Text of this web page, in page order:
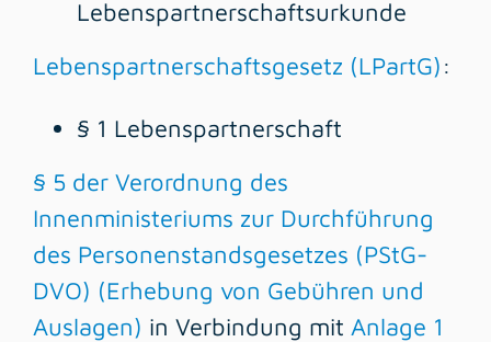
Lebenspartnerschaftsurkunde
Lebenspartnerschaftsgesetz (LPartG):
§ 1 Lebenspartnerschaft
§ 5 der Verordnung des
Innenministeriums zur Durchführung
des Personenstandsgesetzes (PStG-
DVO) (Erhebung von Gebühren und
Auslagen) in Verbindung mit Anlage 1